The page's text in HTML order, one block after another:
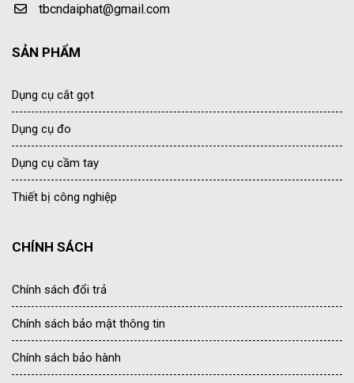
tbcndaiphat@gmail.com
SẢN PHẨM
Dụng cụ cắt gọt
Dụng cụ đo
Dụng cụ cầm tay
Thiết bị công nghiệp
CHÍNH SÁCH
Chính sách đổi trả
Chính sách bảo mật thông tin
Chính sách bảo hành